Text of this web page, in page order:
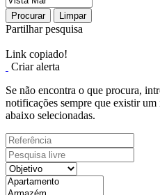
Procurar Limpar
Partilhar pesquisa
Link copiado!
Criar alerta
Se não encontra o que procura,
notificações sempre que existir
abaixo selecionadas.